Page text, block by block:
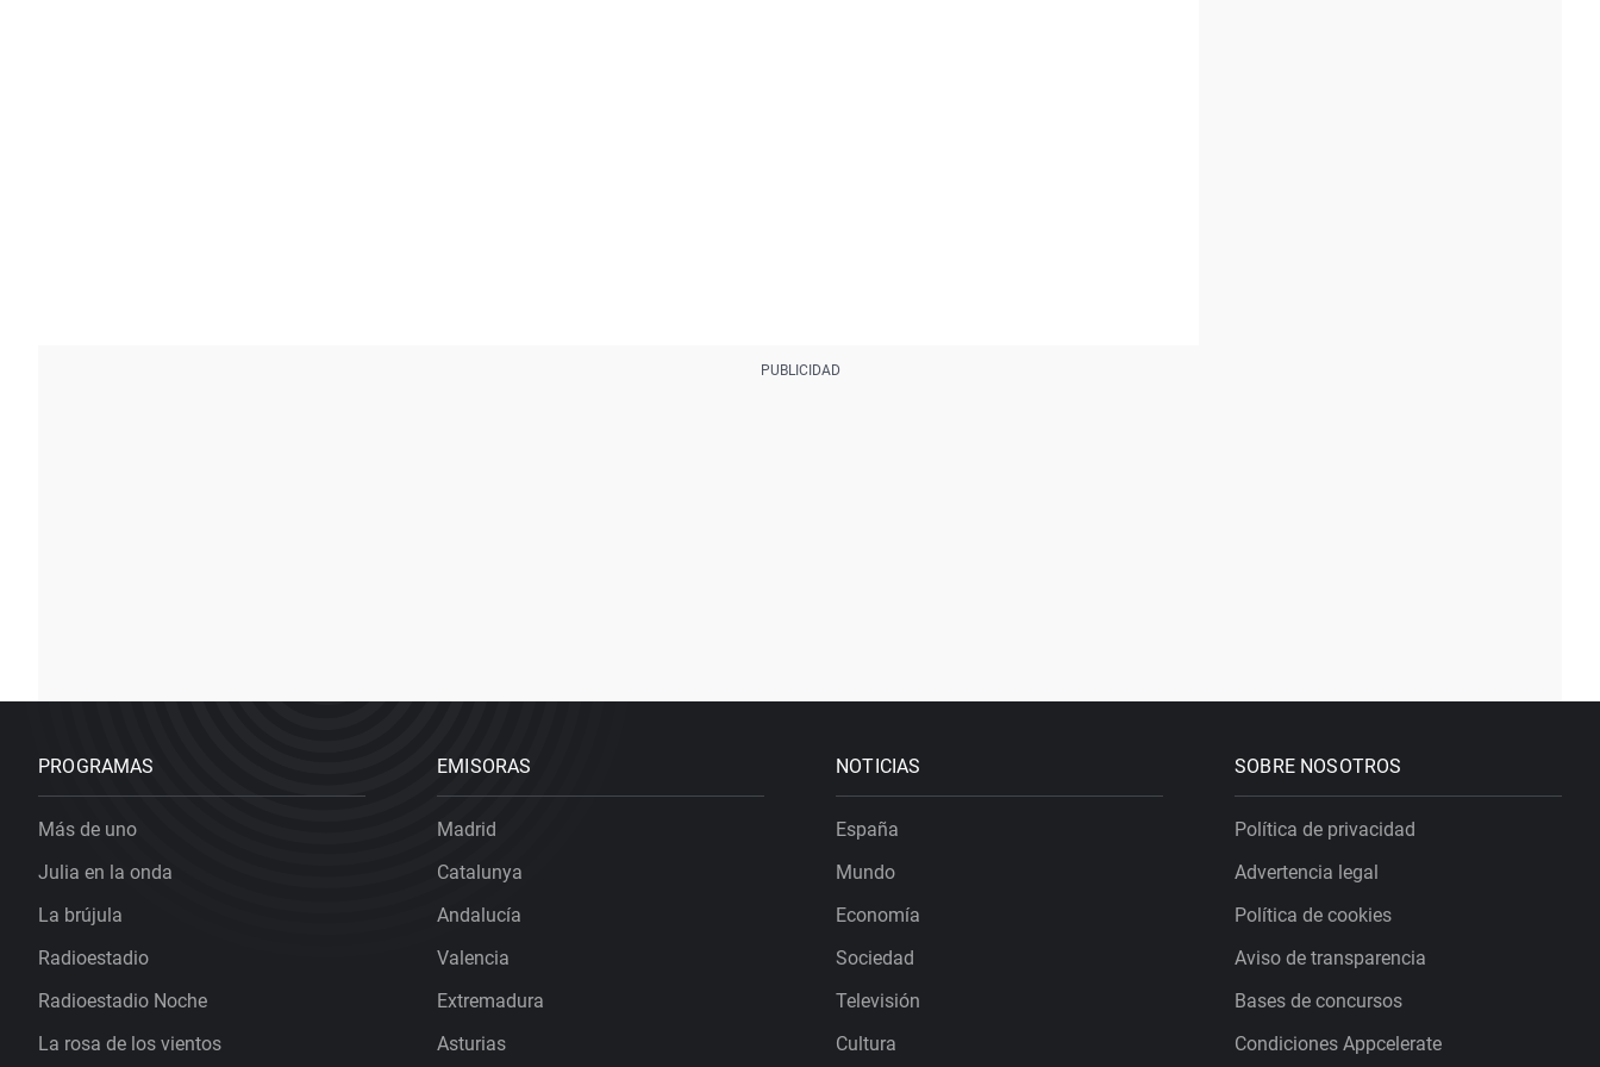
PROGRAMAS
Más de uno
Julia en la onda
La brújula
Radioestadio
Radioestadio Noche
La rosa de los vientos
EMISORAS
Madrid
Catalunya
Andalucía
Valencia
Extremadura
Asturias
NOTICIAS
España
Mundo
Economía
Sociedad
Televisión
Cultura
SOBRE NOSOTROS
Política de privacidad
Advertencia legal
Política de cookies
Aviso de transparencia
Bases de concursos
Condiciones Appcelerate